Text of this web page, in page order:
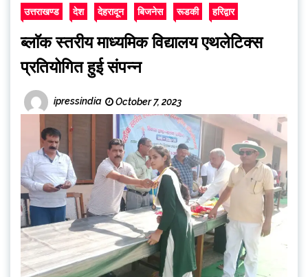
उत्तराखण्ड देश देहरादून बिजनेस रूडकी हरिद्वार
ब्लाॅक स्तरीय माध्यमिक विद्यालय एथलेटिक्स
प्रतियोगित हुई संपन्न
ipressindia October 7, 2023